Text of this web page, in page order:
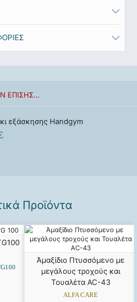
ΕΠΊΣΗΣ...
εξάσκησης Handgym
Προϊόντα
Άμαξίδιο Πτυσσόμενο με
μεγάλους τροχούς και
Τουαλέτα AC-43
ALFA CARE